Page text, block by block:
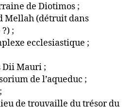
de Diotimos ;
Mellah (détruit dans
;
ecclesiastique ;
Dii Mauri ;
de l’aqueduc ;
de trouvaille du trésor du